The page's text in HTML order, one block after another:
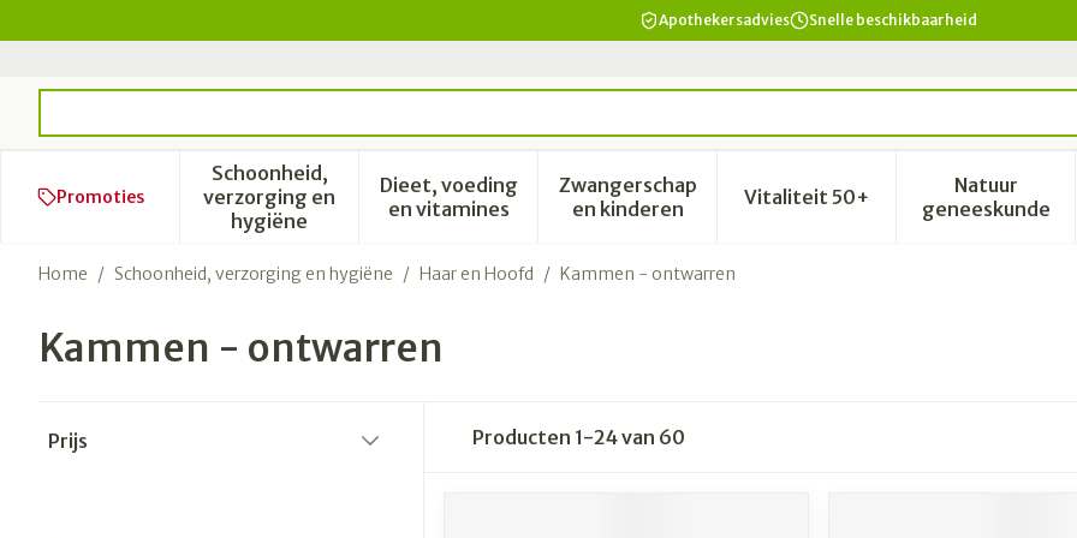
Apothekersadvies Snelle beschikbaarheid
Promoties
Schoonheid,
verzorging en
hygiëne
Toon submenu voor Schoonheid, verzorging en hygiëne categorie
Dieet, voeding
en vitaminesToon submenu voor Dieet, voeding en vitamines categorie
Zwangerschap
en kinderenToon submenu voor Zwangerschap en
Vitaliteit 50+Toon submenu voor Vitaliteit
Natuur
geneeskunde
Toon
Home / Schoonheid, verzorging en hygiëne / Haar en Hoofd / Kammen - ontwarren
Kammen - ontwarren
Prijs
Producten 1-24van 60